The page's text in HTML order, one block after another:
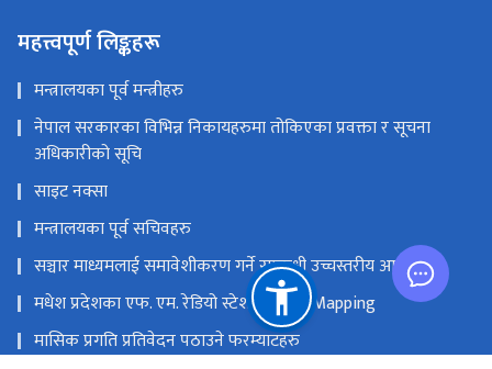
महत्त्वपूर्ण लिङ्कहरू
मन्त्रालयका पूर्व मन्त्रीहरु
नेपाल सरकारका विभिन्न निकायहरुमा तोकिएका प्रवक्ता र सूचना
अधिकारीको सूचि
साइट नक्सा
मन्त्रालयका पूर्व सचिवहरु
सञ्चार माध्यमलाई समावेशीकरण गर्ने सम्बन्धी उच्चस्तरीय आयोग
मधेश प्रदेशका एफ. एम. रेडियो स्टेशनको GIS Mapping
मासिक प्रगति प्रतिवेदन पठाउने फरम्याटहरु